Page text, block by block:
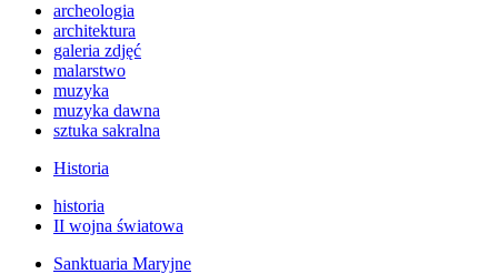
archeologia
architektura
galeria zdjęć
malarstwo
muzyka
muzyka dawna
sztuka sakralna
Historia
historia
II wojna światowa
Sanktuaria Maryjne